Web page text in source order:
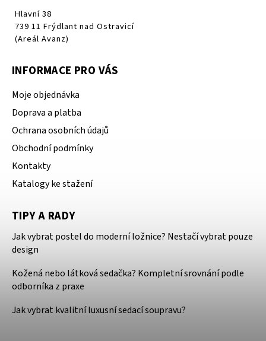
Hlavní 38
739 11 Frýdlant nad Ostravicí
(Areál Avanz)
INFORMACE PRO VÁS
Moje objednávka
Doprava a platba
Ochrana osobních údajů
Obchodní podmínky
Kontakty
Katalogy ke stažení
TIPY A RADY
Jak vybrat postel do moderní ložnice? Nestačí vybrat pouze
design
Kožená nebo látková sedačka? Kompletní srovnání podle
odborníka z praxe
Jak vybrat kvalitní luxusní sedací soupravu?